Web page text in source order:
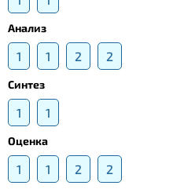
Анализ
1 1 2 2
Синтез
1 1
Оценка
1 1 2 2